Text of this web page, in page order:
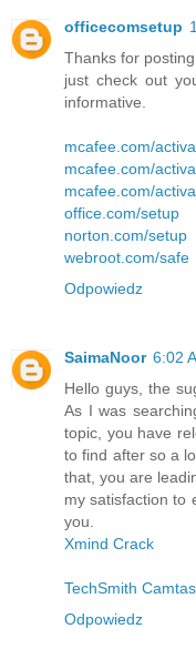
officecomsetup
Thanks for
just check out
informative.
mcafee.com/
mcafee.com/
mcafee.com/
office.com/setup
norton.com/setup
webroot.com/safe
Odpowiedz
SaimaNoor 6:02
Hello guys, the
As I was
topic, you have
to find after so a
that, you are
my satisfaction to
you.
Xmind Crack
TechSmith
Odpowiedz